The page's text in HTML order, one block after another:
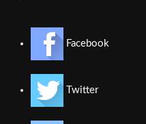
Facebook
Twitter